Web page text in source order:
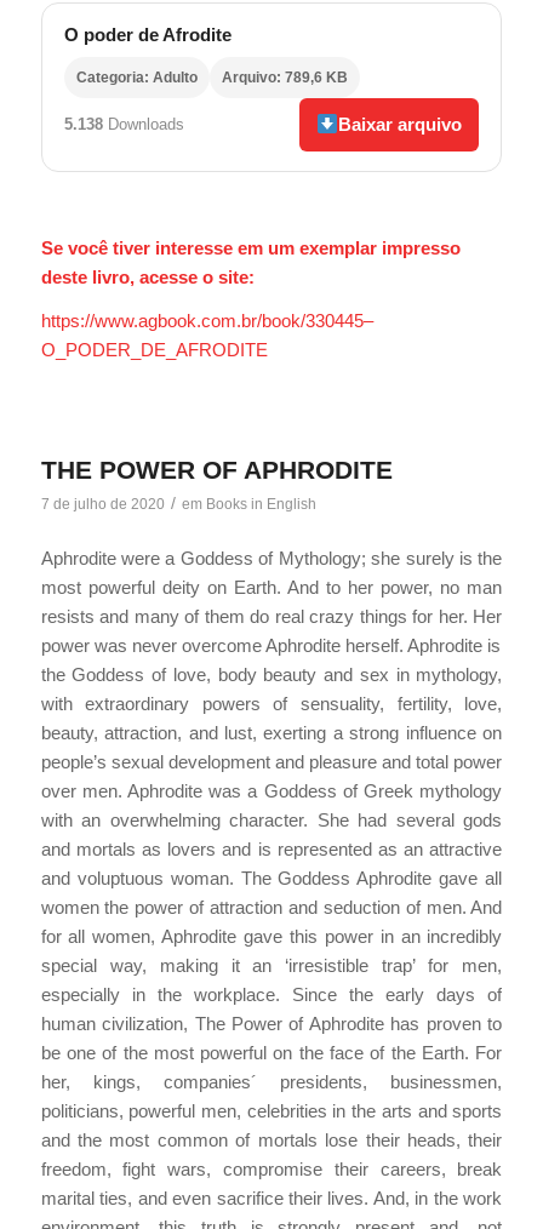
O poder de Afrodite
Categoria: Adulto Arquivo: 789,6 KB
5.138Downloads Baixar arquivo
Se você tiver interesse em um exemplar impresso
deste livro, acesse o site:
https://www.agbook.com.br/book/330445–
O_PODER_DE_AFRODITE
THE POWER OF APHRODITE
7 de julho de 2020 / em Books in English
Aphrodite were a Goddess of Mythology; she surely is the
most powerful deity on Earth. And to her power, no man
resists and many of them do real crazy things for her. Her
power was never overcome Aphrodite herself. Aphrodite is
the Goddess of love, body beauty and sex in mythology,
with extraordinary powers of sensuality, fertility, love,
beauty, attraction, and lust, exerting a strong influence on
people’s sexual development and pleasure and total power
over men. Aphrodite was a Goddess of Greek mythology
with an overwhelming character. She had several gods
and mortals as lovers and is represented as an attractive
and voluptuous woman. The Goddess Aphrodite gave all
women the power of attraction and seduction of men. And
for all women, Aphrodite gave this power in an incredibly
special way, making it an ‘irresistible trap’ for men,
especially in the workplace. Since the early days of
human civilization, The Power of Aphrodite has proven to
be one of the most powerful on the face of the Earth. For
her, kings, companies´ presidents, businessmen,
politicians, powerful men, celebrities in the arts and sports
and the most common of mortals lose their heads, their
freedom, fight wars, compromise their careers, break
marital ties, and even sacrifice their lives. And, in the work